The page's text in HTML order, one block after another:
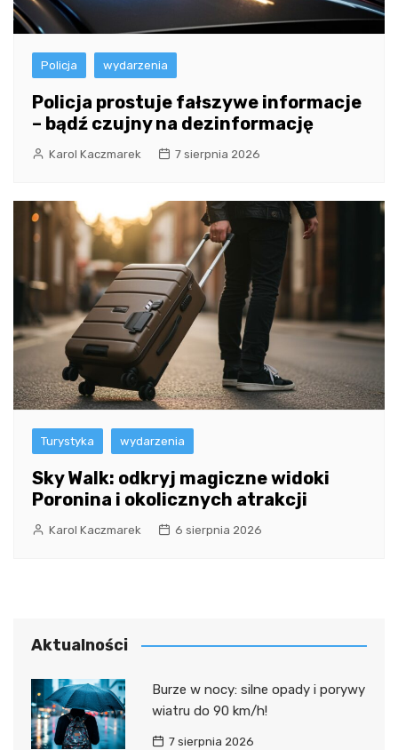
Policja wydarzenia
Policja prostuje fałszywe informacje
– bądź czujny na dezinformację
Karol Kaczmarek 7 sierpnia 2026
Turystyka wydarzenia
Sky Walk: odkryj magiczne widoki
Poronina i okolicznych atrakcji
Karol Kaczmarek 6 sierpnia 2026
Aktualności
Burze w nocy: silne opady i porywy
wiatru do 90 km/h!
7 sierpnia 2026